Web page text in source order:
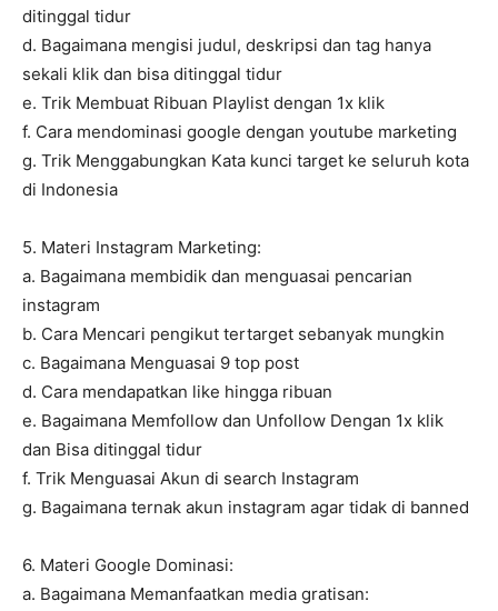
ditinggal tidur
d. Bagaimana mengisi judul, deskripsi dan tag hanya
sekali klik dan bisa ditinggal tidur
e. Trik Membuat Ribuan Playlist dengan 1x klik
f. Cara mendominasi google dengan youtube marketing
g. Trik Menggabungkan Kata kunci target ke seluruh kota
di Indonesia
5. Materi Instagram Marketing:
a. Bagaimana membidik dan menguasai pencarian
instagram
b. Cara Mencari pengikut tertarget sebanyak mungkin
c. Bagaimana Menguasai 9 top post
d. Cara mendapatkan like hingga ribuan
e. Bagaimana Memfollow dan Unfollow Dengan 1x klik
dan Bisa ditinggal tidur
f. Trik Menguasai Akun di search Instagram
g. Bagaimana ternak akun instagram agar tidak di banned
6. Materi Google Dominasi:
a. Bagaimana Memanfaatkan media gratisan: